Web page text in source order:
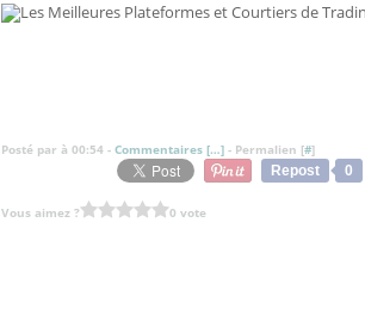
Posté par à 00:54 - Commentaires […] - Permalien [#]
Repost
0
Vous aimez ? 0 vote